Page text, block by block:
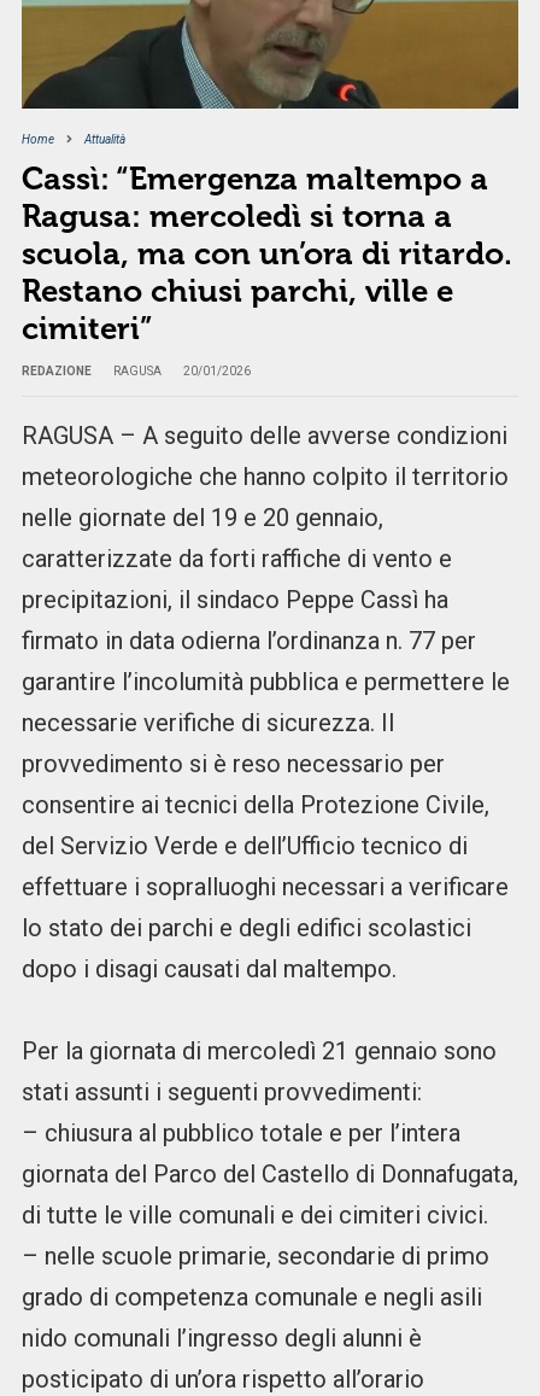
Home Attualità
Cassì: “Emergenza maltempo a
Ragusa: mercoledì si torna a
scuola, ma con un’ora di ritardo.
Restano chiusi parchi, ville e
cimiteri”
REDAZIONE RAGUSA 20/01/2026
RAGUSA – A seguito delle avverse condizioni
meteorologiche che hanno colpito il territorio
nelle giornate del 19 e 20 gennaio,
caratterizzate da forti raffiche di vento e
precipitazioni, il sindaco Peppe Cassì ha
firmato in data odierna l’ordinanza n. 77 per
garantire l’incolumità pubblica e permettere le
necessarie verifiche di sicurezza. Il
provvedimento si è reso necessario per
consentire ai tecnici della Protezione Civile,
del Servizio Verde e dell’Ufficio tecnico di
effettuare i sopralluoghi necessari a verificare
lo stato dei parchi e degli edifici scolastici
dopo i disagi causati dal maltempo.
Per la giornata di mercoledì 21 gennaio sono
stati assunti i seguenti provvedimenti:
– chiusura al pubblico totale e per l’intera
giornata del Parco del Castello di Donnafugata,
di tutte le ville comunali e dei cimiteri civici.
– nelle scuole primarie, secondarie di primo
grado di competenza comunale e negli asili
nido comunali l’ingresso degli alunni è
posticipato di un’ora rispetto all’orario